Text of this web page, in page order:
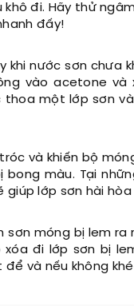
đi. Hãy thử
đấy!
nước sơn chưa
vào acetone và
thoa một lớp sơn
và khiến bộ
màu. Tại
lớp sơn hài
móng bị lem ra
đi lớp sơn bị
và nếu không